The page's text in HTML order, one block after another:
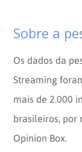
Sobre a
Os dados da
Streaming
mais de 2.000
brasileiros, por
Opinion Box.